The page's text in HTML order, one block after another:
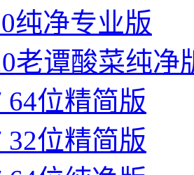
纯净专业版
老谭酸菜纯净
64位精简版
32位精简版